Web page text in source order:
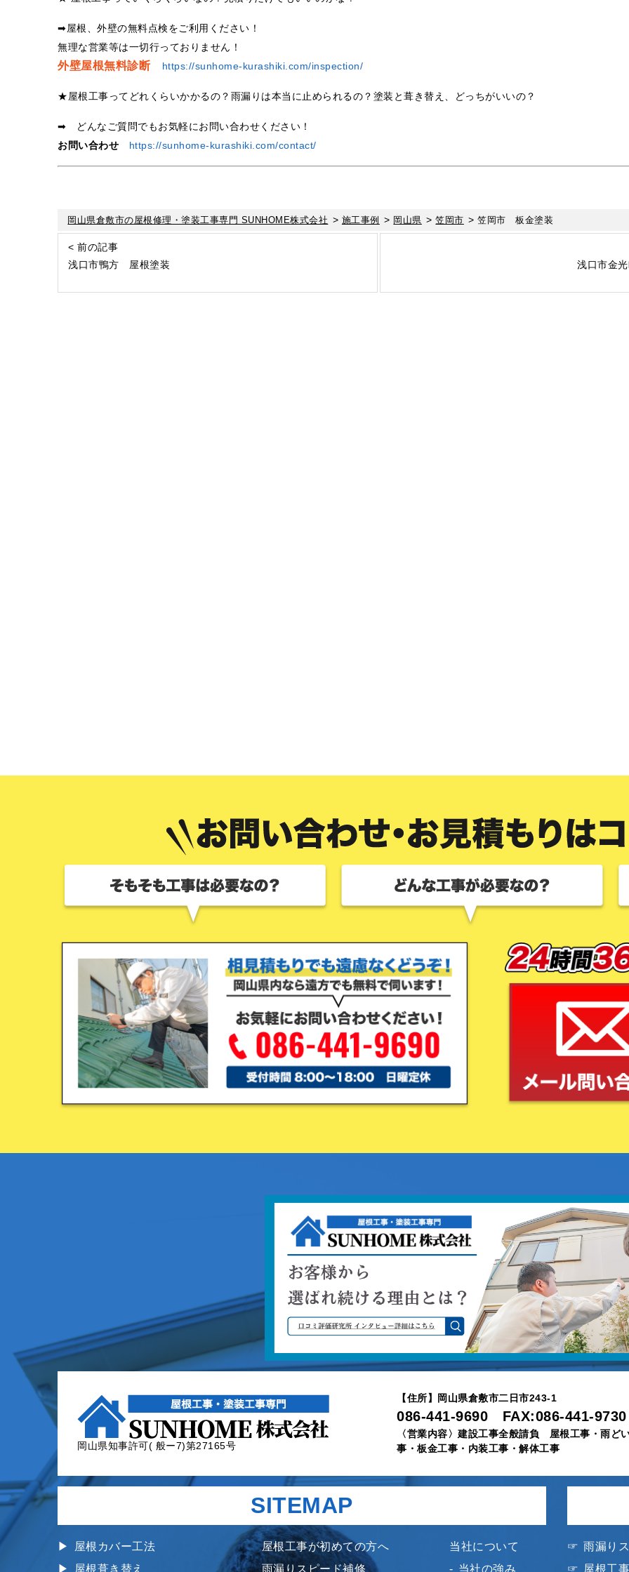
➡屋根、外壁の無料点検をご利用ください！
無理な営業等は一切行っておりません！
外壁屋根無料診断 https://sunhome-kurashiki.com/inspection/
★屋根工事ってどれくらいかかるの？雨漏りは本当に止められるの？塗装と葺き替え、どっちがいいの？
➡ どんなご質問でもお気軽にお問い合わせください！
お問い合わせ
https://sunhome-kurashiki.com/contact/
岡山県倉敷市の屋根修理・塗装工事専門 SUNHOME株式会社 > 施工事例 > 岡山県 >笠岡市 >笠岡市 板金塗装
< 前の記事
浅口市鴨方 屋根塗装
浅口市金
岡山県知事許可( 般ー7)第27165号
【住所】岡山県倉敷市二日市243-1
086-441-9690 FAX:086-441-9730
〈営業内容〉建設工事全般請負 屋根工事・雨ど
事・板金工事・内装工事・解体工事
SITEMAP
屋根カバー工法
屋根葺き替え
屋根工事が初めての方へ
雨漏りスピード補修
当社について
当社の強み
雨漏り
屋根工